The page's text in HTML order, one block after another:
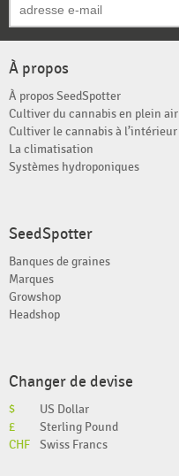
À propos
À propos SeedSpotter
Cultiver du cannabis en plein air
Cultiver le cannabis à l’intérieur
La climatisation
Systèmes hydroponiques
SeedSpotter
Banques de graines
Marques
Growshop
Headshop
Changer de devise
$
US Dollar
£
Sterling Pound
CHF
Swiss Francs